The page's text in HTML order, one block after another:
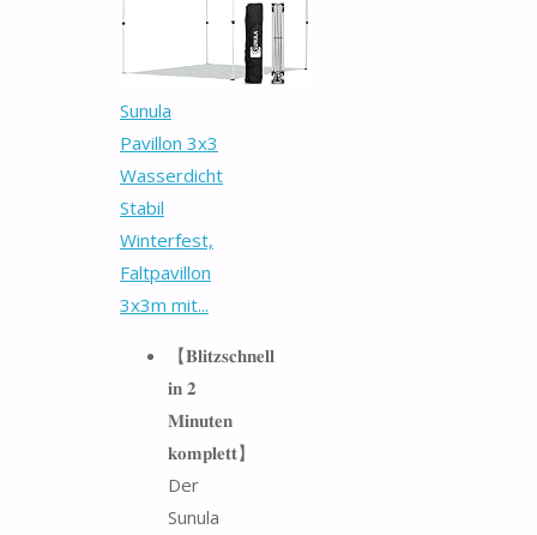
Sunula
Pavillon 3x3
Wasserdicht
Stabil
Winterfest,
Faltpavillon
3x3m mit...
【𝐁𝐥𝐢𝐭𝐳𝐬𝐜𝐡𝐧𝐞𝐥𝐥
𝐢𝐧 𝟐
𝐌𝐢𝐧𝐮𝐭𝐞𝐧
𝐤𝐨𝐦𝐩𝐥𝐞𝐭𝐭】
Der
Sunula